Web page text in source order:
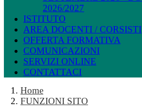
2026/2027
ISTITUTO
AREA DOCENTI / CORSISTI
OFFERTA FORMATIVA
COMUNICAZIONI
SERVIZI ONLINE
CONTATTACI
Home
FUNZIONI SITO